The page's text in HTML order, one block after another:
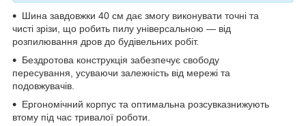
Шина завдовжки 40 см дає змогу виконувати точні та
чисті зрізи, що робить пилу універсальною — від
розпилювання дров до будівельних робіт.
Бездротова конструкція забезпечує свободу
пересування, усуваючи залежність від мережі та
подовжувачів.
Ергономічний корпус та оптимальна розсувказнижують
втому під час тривалої роботи.